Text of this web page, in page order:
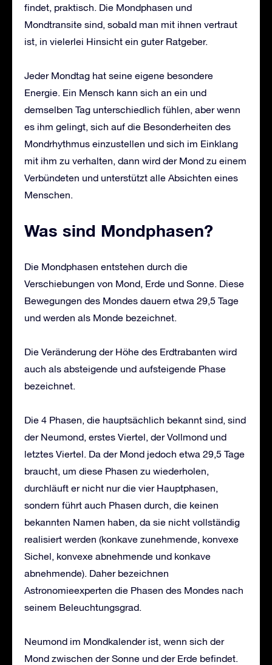
findet, praktisch. Die Mondphasen und
Mondtransite sind, sobald man mit ihnen vertraut
ist, in vielerlei Hinsicht ein guter Ratgeber.
Jeder Mondtag hat seine eigene besondere
Energie. Ein Mensch kann sich an ein und
demselben Tag unterschiedlich fühlen, aber wenn
es ihm gelingt, sich auf die Besonderheiten des
Mondrhythmus einzustellen und sich im Einklang
mit ihm zu verhalten, dann wird der Mond zu einem
Verbündeten und unterstützt alle Absichten eines
Menschen.
Was sind Mondphasen?
Die Mondphasen entstehen durch die
Verschiebungen von Mond, Erde und Sonne. Diese
Bewegungen des Mondes dauern etwa 29,5 Tage
und werden als Monde bezeichnet.
Die Veränderung der Höhe des Erdtrabanten wird
auch als absteigende und aufsteigende Phase
bezeichnet.
Die 4 Phasen, die hauptsächlich bekannt sind, sind
der Neumond, erstes Viertel, der Vollmond und
letztes Viertel. Da der Mond jedoch etwa 29,5 Tage
braucht, um diese Phasen zu wiederholen,
durchläuft er nicht nur die vier Hauptphasen,
sondern führt auch Phasen durch, die keinen
bekannten Namen haben, da sie nicht vollständig
realisiert werden (konkave zunehmende, konvexe
Sichel, konvexe abnehmende und konkave
abnehmende). Daher bezeichnen
Astronomieexperten die Phasen des Mondes nach
seinem Beleuchtungsgrad.
Neumond im Mondkalender ist, wenn sich der
Mond zwischen der Sonne und der Erde befindet.